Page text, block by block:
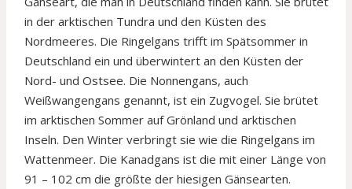
in der arktischen Tundra und den Küsten des
Nordmeeres. Die Ringelgans trifft im Spätsommer in
Deutschland ein und überwintert an den Küsten der
Nord- und Ostsee. Die Nonnengans, auch
Weißwangengans genannt, ist ein Zugvogel. Sie brütet
im arktischen Sommer auf Grönland und arktischen
Inseln. Den Winter verbringt sie wie die Ringelgans im
Wattenmeer. Die Kanadgans ist die mit einer Länge von
91 – 102 cm die größte der hiesigen Gänsearten.